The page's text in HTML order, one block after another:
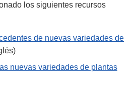
los siguientes recursos
de nuevas variedades de
nuevas variedades de plantas